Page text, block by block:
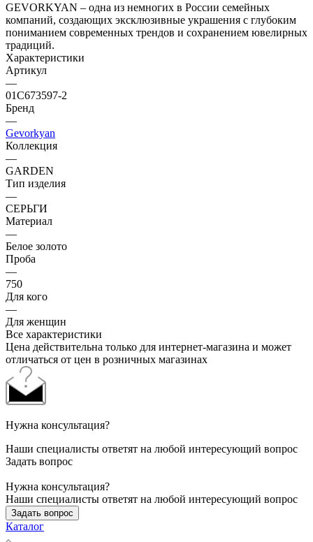
GEVORKYAN – одна из немногих в России семейных
компаний, создающих эксклюзивные украшения с глубоким
пониманием современных трендов и сохранением ювелирных
традиций.
Характеристики
Артикул
—
01С673597-2
Бренд
—
Gevorkyan
Коллекция
—
GARDEN
Тип изделия
—
СЕРЬГИ
Материал
—
Белое золото
Проба
—
750
Для кого
—
Для женщин
Все характеристики
Цена действительна только для интернет-магазина и может
отличаться от цен в розничных магазинах
Нужна консультация?
Наши специалисты ответят на любой интересующий вопрос
Задать вопрос
Нужна консультация?
Наши специалисты ответят на любой интересующий вопрос
Задать вопрос
Каталог